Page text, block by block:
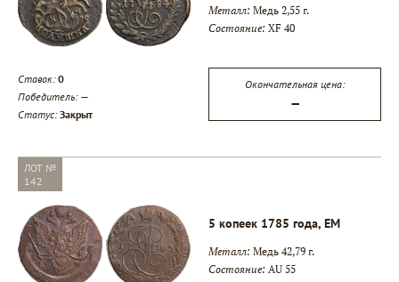
Металл: Медь 2,55 г.
Состояние: XF 40
Ставок:0
Победитель: —
Статус:Закрыт
Окончательная цена:
—
ЛОТ №
142
5 копеек 1785 года, ЕМ
Металл: Медь 42,79 г.
Состояние: AU 55